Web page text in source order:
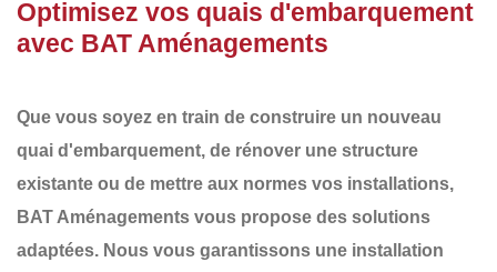
Optimisez vos quais d'embarquement
avec BAT Aménagements
Que vous soyez en train de construire un nouveau
quai d'embarquement, de rénover une structure
existante ou de mettre aux normes vos installations,
BAT Aménagements vous propose des solutions
adaptées. Nous vous garantissons une installation